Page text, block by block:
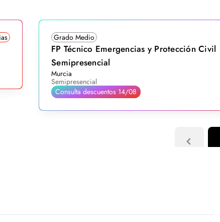
Grado Medio
FP Técnico Emergencias y Protección Civil
Semipresencial
Murcia
Semipresencial
Consulta descuentos 14/08